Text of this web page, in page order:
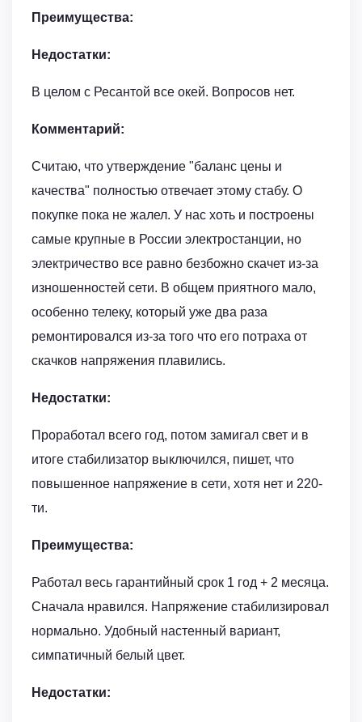
Преимущества:
Недостатки:
В целом с Ресантой все окей. Вопросов нет.
Комментарий:
Считаю, что утверждение "баланс цены и
качества" полностью отвечает этому стабу. О
покупке пока не жалел. У нас хоть и построены
самые крупные в России электростанции, но
электричество все равно безбожно скачет из-за
изношенностей сети. В общем приятного мало,
особенно телеку, который уже два раза
ремонтировался из-за того что его потраха от
скачков напряжения плавились.
Недостатки:
Проработал всего год, потом замигал свет и в
итоге стабилизатор выключился, пишет, что
повышенное напряжение в сети, хотя нет и 220-
ти.
Преимущества:
Работал весь гарантийный срок 1 год + 2 месяца.
Сначала нравился. Напряжение стабилизировал
нормально. Удобный настенный вариант,
симпатичный белый цвет.
Недостатки: